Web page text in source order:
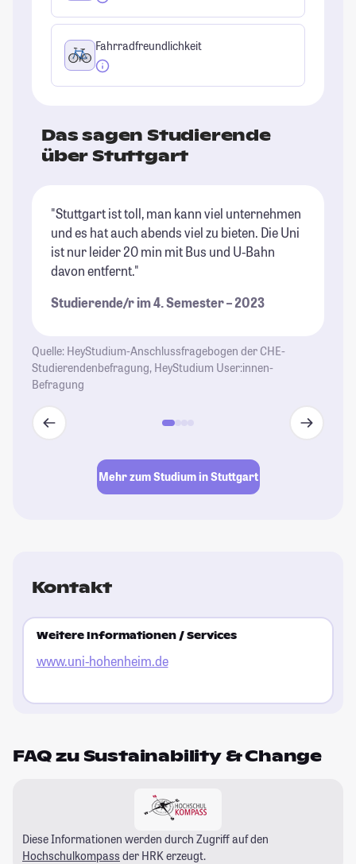
Fahrradfreundlichkeit
Das sagen Studierende
über Stuttgart
"Stuttgart ist toll, man kann viel unternehmen
und es hat auch abends viel zu bieten. Die Uni
ist nur leider 20 min mit Bus und U-Bahn
davon entfernt."
Studierende/r im 4. Semester – 2023
Quelle: HeyStudium-Anschlussfragebogen der CHE-
Studierendenbefragung, HeyStudium User:innen-
Befragung
Mehr zum Studium in Stuttgart
Kontakt
Weitere Informationen / Services
www.uni-hohenheim.de
FAQ zu Sustainability & Change
Diese Informationen werden durch Zugriff auf den
Hochschulkompass der HRK erzeugt.